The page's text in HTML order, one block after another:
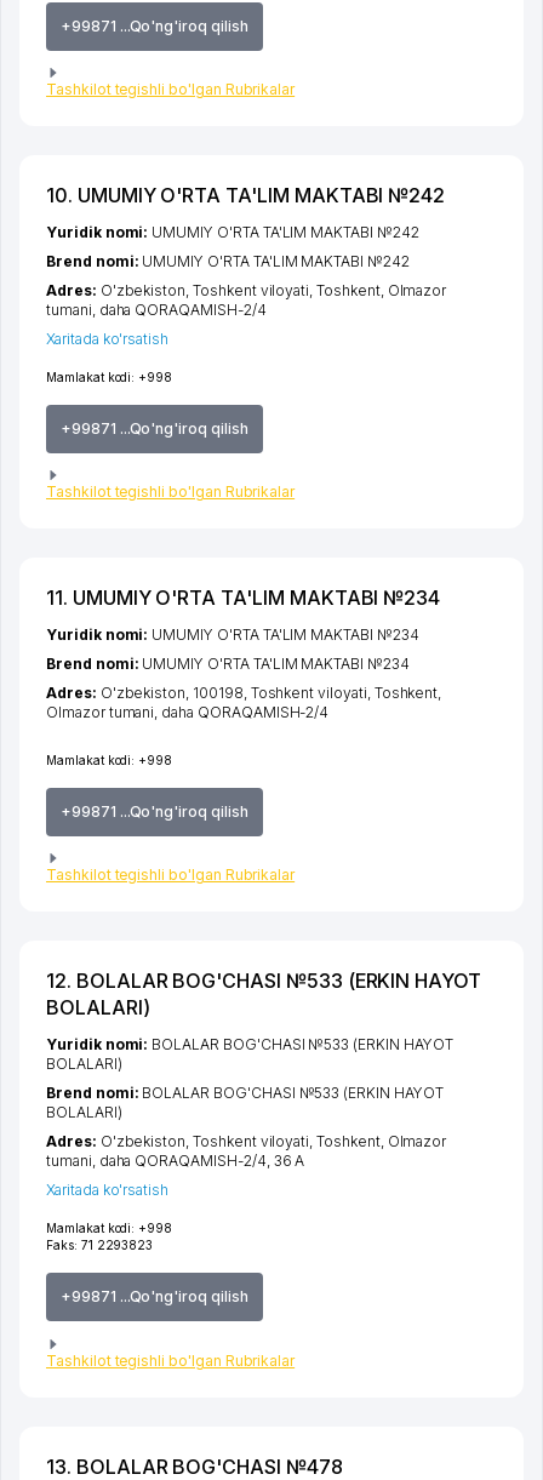
+99871 ...Qo'ng'iroq qilish
Tashkilot tegishli bo'lgan Rubrikalar
10. UMUMIY O'RTA TA'LIM MAKTABI №242
Mamlakat kodi: +998
+99871 ...Qo'ng'iroq qilish
Tashkilot tegishli bo'lgan Rubrikalar
Yuridik nomi: UMUMIY O'RTA TA'LIM MAKTABI №242
Brend nomi: UMUMIY O'RTA TA'LIM MAKTABI №242
Adres: O'zbekiston,Toshkent viloyati ,Toshkent, Olmazor
tumani daha QORAQAMISH-2/4
Xaritada ko'rsatish
11. UMUMIY O'RTA TA'LIM MAKTABI №234
Mamlakat kodi: +998
+99871 ...Qo'ng'iroq qilish
Tashkilot tegishli bo'lgan Rubrikalar
Yuridik nomi: UMUMIY O'RTA TA'LIM MAKTABI №234
Brend nomi: UMUMIY O'RTA TA'LIM MAKTABI №234
Adres: O'zbekiston, 100198, Toshkent viloyati, Toshkent,
Olmazor tumani, daha QORAQAMISH-2/4
12. BOLALAR BOG'CHASI №533 (ERKIN HAYOT
BOLALARI)
Mamlakat kodi: +998
Faks: 71 2293823
+99871 ...Qo'ng'iroq qilish
Tashkilot tegishli bo'lgan Rubrikalar
Yuridik nomi: BOLALAR BOG'CHASI №533 (ERKIN HAYOT
BOLALARI)
Brend nomi: BOLALAR BOG'CHASI №533 (ERKIN HAYOT
BOLALARI)
Adres: O'zbekiston,Toshkent viloyati,Toshkent, Olmazor
tumani, daha QORAQAMISH-2/4, 36 А
Xaritada ko'rsatish
13. BOLALAR BOG'CHASI №478